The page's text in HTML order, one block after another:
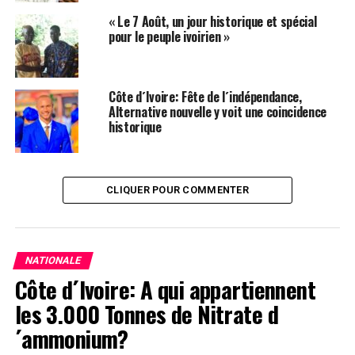
´Arrêt et de Correction d´Abidjan (MACA).
Ce sont:
Village de Tiaha
Lath Agnero Charles ( Tiaha )
Bedi Claude Seraphin ( Tiaha )
Sob Esmel Timothe ( Tiaha )
Dobi Deh Daniel ( Tiaha )
Dagri Agnes Daruis (Tiaha )
Village de Viel Aklodj
« Le 7 Août, un jour historique et spécial
pour le peuple ivoirien »
Côte d´Ivoire: Fête de l´indépendance,
Alternative nouvelle y voit une coincidence
historique
CLIQUER POUR COMMENTER
NATIONALE
Côte d´Ivoire: A qui appartiennent
les 3.000 Tonnes de Nitrate d
´ammonium?